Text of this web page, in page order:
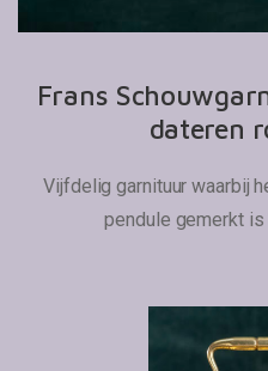
Frans
dateren
Vijfdelig garnituur waarbij
pendule gemerkt is